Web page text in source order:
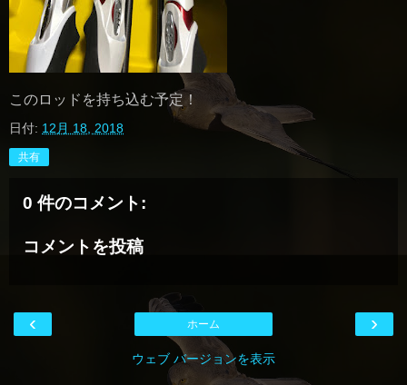
このロッドを持ち込む予定！
日付: 12月 18, 2018
共有
0 件のコメント:
コメントを投稿
‹ ›
ホーム
ウェブ バージョンを表示